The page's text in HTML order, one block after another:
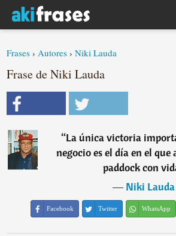
Frases ›Autores ›Niki Lauda
Frase de Niki Lauda
“La única victoria
negocio es el día en el que
paddock con
―Niki Lauda
Facebook Twitter WhatsApp